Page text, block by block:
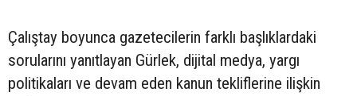
Çalıştay boyunca gazetecilerin farklı başlıklardaki
sorularını yanıtlayan Gürlek, dijital medya, yargı
politikaları ve devam eden kanun tekliflerine ilişkin